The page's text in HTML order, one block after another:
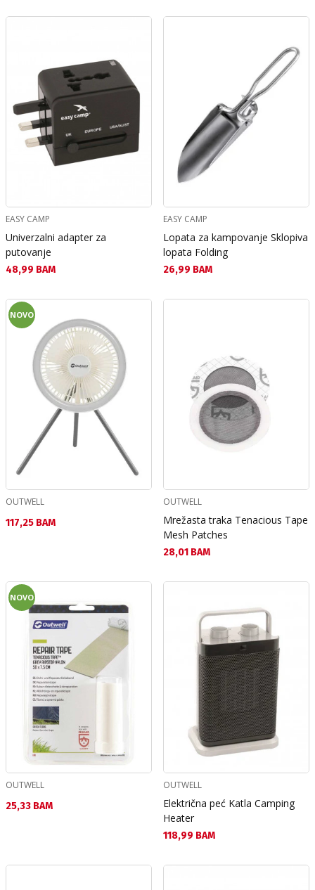
EASY CAMP
Univerzalni adapter za
putovanje
Текуща цена:
48,99 BAM
EASY CAMP
Lopata za kampovanje Sklopiva
lopata Folding
Текуща цена:
26,99 BAM
NOVO
OUTWELL
Текуща цена:
117,25 BAM
OUTWELL
Mrežasta traka Tenacious Tape
Mesh Patches
Текуща цена:
28,01 BAM
NOVO
OUTWELL
Текуща цена:
25,33 BAM
OUTWELL
Električna peć Katla Camping
Heater
Текуща цена:
118,99 BAM